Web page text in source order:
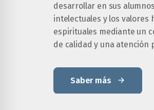
desarrollar en sus
intelectuales y los valores
espirituales mediante un
de calidad y una atención
Saber más